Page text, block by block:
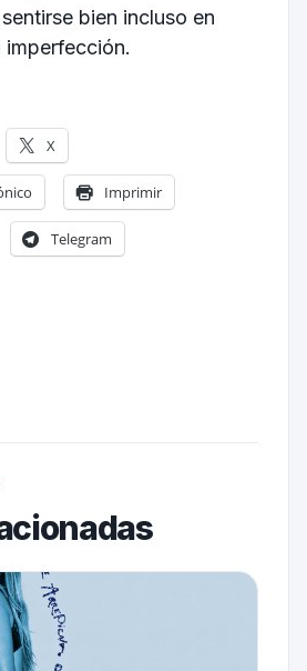
bien incluso en
X
Imprimir
Telegram